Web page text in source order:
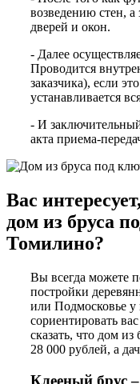
возведению стен,
дверей и окон.
- Далее
Проводится
заказчика), если
устанавливается
- И
акта приема-
Вас
дом из бруса
Томилино?
Вы всегда можете
постройки
или Подмосковье
сориентировать
сказать, что дом
28 000 рублей, а
Клееный брус